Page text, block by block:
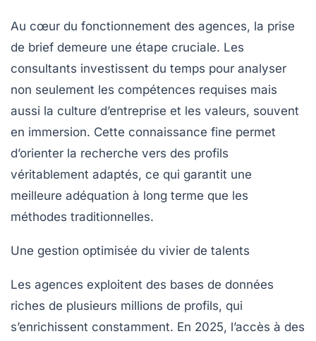
Au cœur du fonctionnement des agences, la prise
de brief demeure une étape cruciale. Les
consultants investissent du temps pour analyser
non seulement les compétences requises mais
aussi la culture d’entreprise et les valeurs, souvent
en immersion. Cette connaissance fine permet
d’orienter la recherche vers des profils
véritablement adaptés, ce qui garantit une
meilleure adéquation à long terme que les
méthodes traditionnelles.
Une gestion optimisée du vivier de talents
Les agences exploitent des bases de données
riches de plusieurs millions de profils, qui
s’enrichissent constamment. En 2025, l’accès à des